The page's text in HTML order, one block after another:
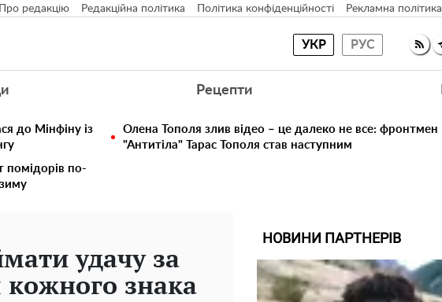
Про редакцію Редакційна політика Політика конфіденційності Рекламна політика
УКР РУС
Рецепти
до Мінфіну із
Олена Тополя злив відео – це далеко не все: фронтмен
"Антитіла" Тарас Тополя став наступним
помідорів по-
удачу за
кожного знака
НОВИНИ ПАРТНЕРІВ